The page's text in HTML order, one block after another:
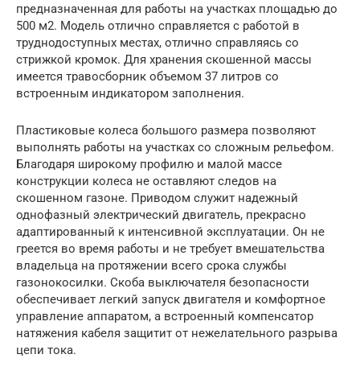
предназначенная для работы на участках площадью до
500 м2. Модель отлично справляется с работой в
труднодоступных местах, отлично справляясь со
стрижкой кромок. Для хранения скошенной массы
имеется травосборник объемом 37 литров со
встроенным индикатором заполнения.
Пластиковые колеса большого размера позволяют
выполнять работы на участках со сложным рельефом.
Благодаря широкому профилю и малой массе
конструкции колеса не оставляют следов на
скошенном газоне. Приводом служит надежный
однофазный электрический двигатель, прекрасно
адаптированный к интенсивной эксплуатации. Он не
греется во время работы и не требует вмешательства
владельца на протяжении всего срока службы
газонокосилки. Скоба выключателя безопасности
обеспечивает легкий запуск двигателя и комфортное
управление аппаратом, а встроенный компенсатор
натяжения кабеля защитит от нежелательного разрыва
цепи тока.